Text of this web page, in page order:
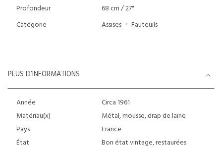
Profondeur
68 cm / 27"
Catégorie
Assises Fauteuils
PLUS D’INFORMATIONS
Année
Circa 1961
Matériau(x)
Métal, mousse, drap de laine
Pays
France
État
Bon état vintage, restaurées